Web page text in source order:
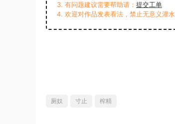
3. 有问题建议需要帮助请： 提交工单
4. 欢迎对作品发表看法，禁止无意义灌水
厕奴 寸止 榨精